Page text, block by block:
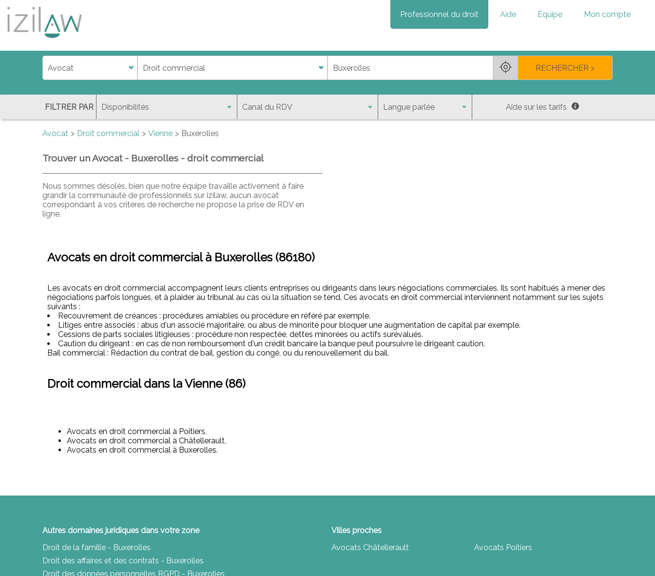
Professionnel du droit Aide Équipe Mon compte
jdadi
fl
RECHERCHER >
FILTRER PAR Aide sur les tarifs
Avocat Droit commercial Vienne Buxerolles
Trouver un Avocat - Buxerolles - droit commercial
Nous sommes désolés, bien que notre équipe travaille activement à faire
grandir la communauté de professionnels sur izilaw, aucun avocat
correspondant à vos critères de recherche ne propose la prise de RDV en
ligne.
Avocats en droit commercial à Buxerolles (86180)
Les avocats en droit commercial accompagnent leurs clients entreprises ou dirigeants dans leurs négociations commerciales. Ils sont habitués à mener des
négociations parfois longues, et à plaider au tribunal au cas où la situation se tend. Ces avocats en droit commercial interviennent notamment sur les sujets
suivants :
Recouvrement de créances : procédures amiables ou procédure en référé par exemple.
Litiges entre associés : abus d'un associé majoritaire, ou abus de minorité pour bloquer une augmentation de capital par exemple.
Cessions de parts sociales litigieuses : procédure non respectée, dettes minorées ou actifs surévalués.
Caution du dirigeant : en cas de non remboursement d'un crédit bancaire la banque peut poursuivre le dirigeant caution.
Bail commercial : Rédaction du contrat de bail, gestion du congé, ou du renouvellement du bail.
Droit commercial dans la Vienne (86)
Avocats en droit commercial à Poitiers,
Avocats en droit commercial à Châtellerault,
Avocats en droit commercial à Buxerolles.
Autres domaines juridiques dans votre zone
Droit de la famille - Buxerolles
Droit des affaires et des contrats - Buxerolles
Droit des données personnelles RGPD - Buxerolles
Villes proches
Avocats Châtellerault
Avocats Poitiers